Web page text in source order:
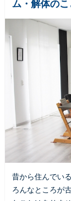
ム・解体の
昔から住んでい
ろんなところが